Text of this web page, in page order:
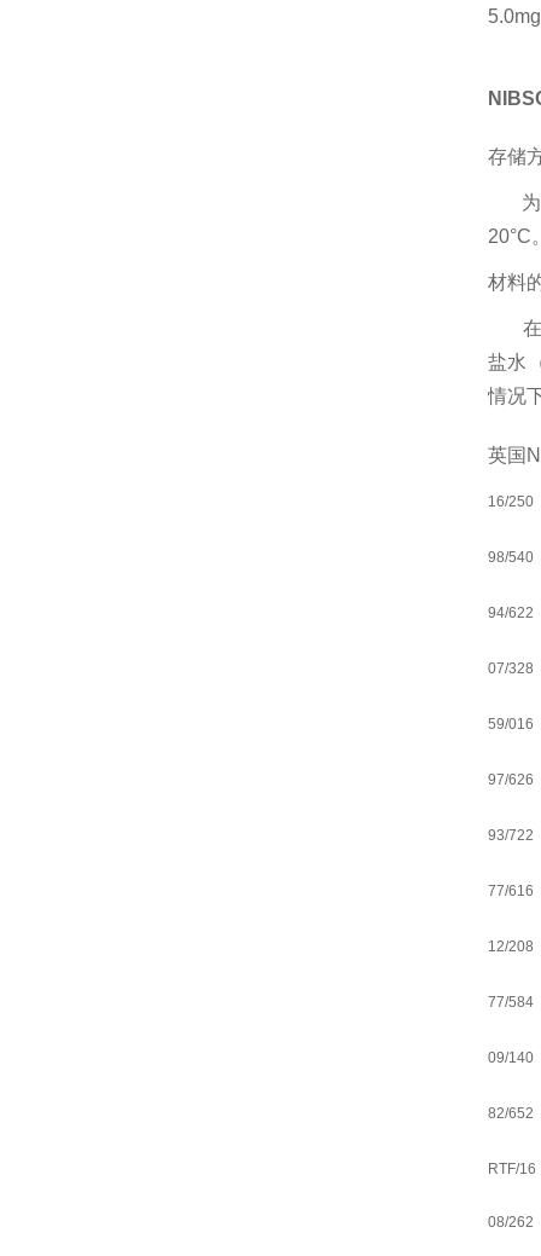
存储
为
20°C
材料
在
盐水
情况
英国
16/250
98/540
94/622
07/328
59/016
97/626
93/722
77/616
12/208
77/584
09/140
82/652
RTF/16
08/262